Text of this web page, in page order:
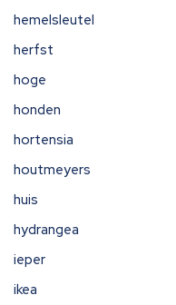
hemelsleutel
herfst
hoge
honden
hortensia
houtmeyers
huis
hydrangea
ieper
ikea